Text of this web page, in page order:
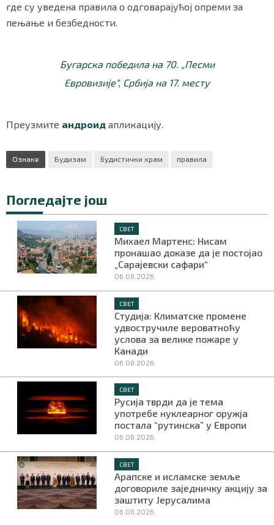
где су уведена правила о одговарајућој опреми за
пењање и безбедности.
Бугарска победила на 70. „Песми
Евровизије“, Србија на 17. месту
Преузмите андроид апликацију.
Ознаке Будизам будистички храм правила
Погледајте још
СВЕТ
Михаел Мартенс: Нисам
пронашао доказе да је постојао
„Сарајевски сафари“
06.08.2026.
СВЕТ
Студија: Климатске промене
удвостручиле вероватноћу
услова за велике пожаре у
Канади
06.08.2026.
СВЕТ
Русија тврди да је тема
употребе нуклеарног оружја
постала “рутинска” у Европи
06.08.2026.
СВЕТ
Арапске и исламске земље
договориле заједничку акцију за
заштиту Јерусалима
06.08.2026.